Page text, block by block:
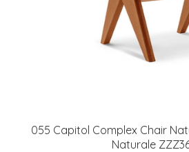
055 Capitol Complex Chair
Naturale